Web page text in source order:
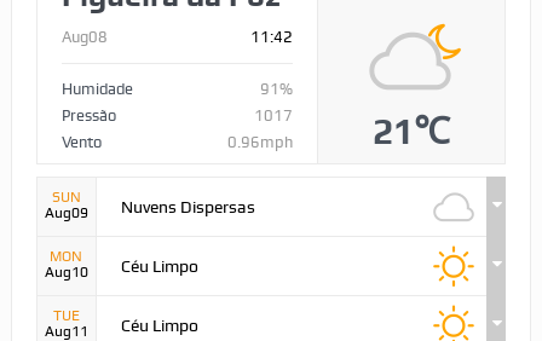
Aug08 11:42
Humidade
91%
Pressão
1017
Vento
0.96mph 21℃
SUN
Aug09
Nuvens Dispersas
MON
Aug10
Céu Limpo
TUE
Aug11
Céu Limpo